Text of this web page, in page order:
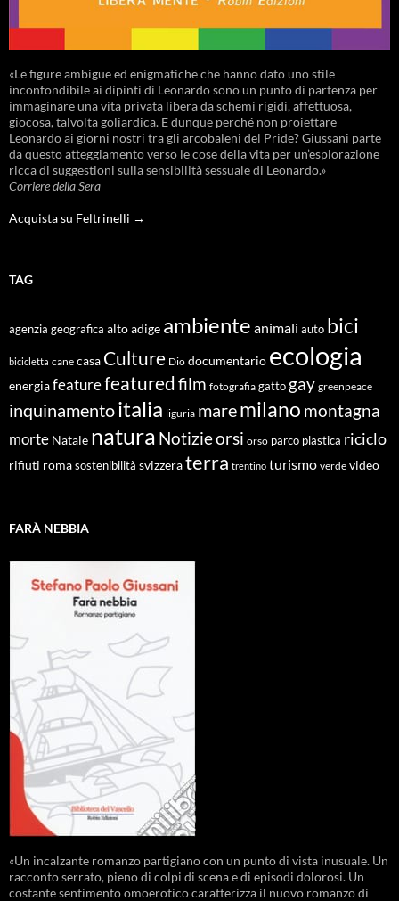
«Le figure ambigue ed enigmatiche che hanno dato uno stile
inconfondibile ai dipinti di Leonardo sono un punto di partenza per
immaginare una vita privata libera da schemi rigidi, affettuosa,
giocosa, talvolta goliardica. E dunque perché non proiettare
Leonardo ai giorni nostri tra gli arcobaleni del Pride? Giussani parte
da questo atteggiamento verso le cose della vita per un’esplorazione
ricca di suggestioni sulla sensibilità sessuale di Leonardo.»
Corriere della Sera
Acquista su Feltrinelli →
TAG
agenzia geografica alto adige ambiente animali auto bici
bicicletta cane casa Culture Dio documentario ecologia
energiafeaturefeaturedfilm fotografia gatto gay greenpeace
inquinamentoitalia liguria maremilano montagna
morte Natale natura Notizieorsi orso parco plastica riciclo
rifiuti roma sostenibilità svizzeraterra trentino turismo verde video
FARÀ NEBBIA
«Un incalzante romanzo partigiano con un punto di vista inusuale. Un
racconto serrato, pieno di colpi di scena e di episodi dolorosi. Un
costante sentimento omoerotico caratterizza il nuovo romanzo di